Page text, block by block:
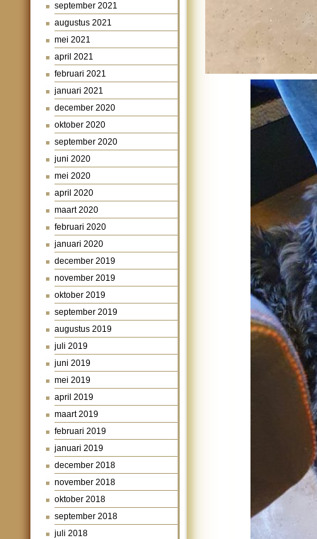
september 2021
augustus 2021
mei 2021
april 2021
februari 2021
januari 2021
december 2020
oktober 2020
september 2020
juni 2020
mei 2020
april 2020
maart 2020
februari 2020
januari 2020
december 2019
november 2019
oktober 2019
september 2019
augustus 2019
juli 2019
juni 2019
mei 2019
april 2019
maart 2019
februari 2019
januari 2019
december 2018
november 2018
oktober 2018
september 2018
juli 2018